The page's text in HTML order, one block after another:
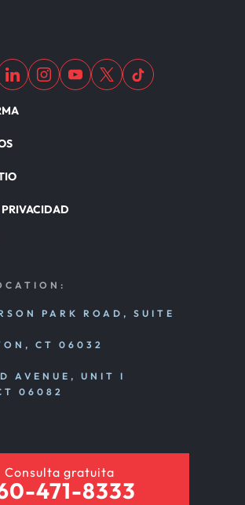
PARK ROAD, SUITE
CT 06032
AVENUE, UNIT I
06082
Consulta gratuita
471-8333